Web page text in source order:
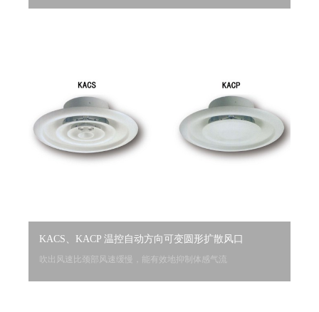
KACS、KACP 温控自动方向可变圆形扩散风口
吹出风速比颈部风速缓慢，能有效地抑制体感气流